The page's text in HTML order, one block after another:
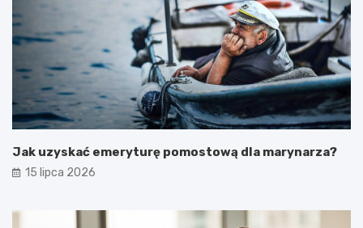
Jak uzyskać emeryturę pomostową dla marynarza?
15 lipca 2026